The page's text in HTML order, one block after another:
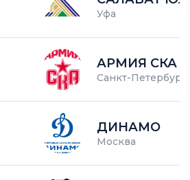
Уфа
АРМИЯ СКА
Санкт-Петербург
ДИНАМО
Москва